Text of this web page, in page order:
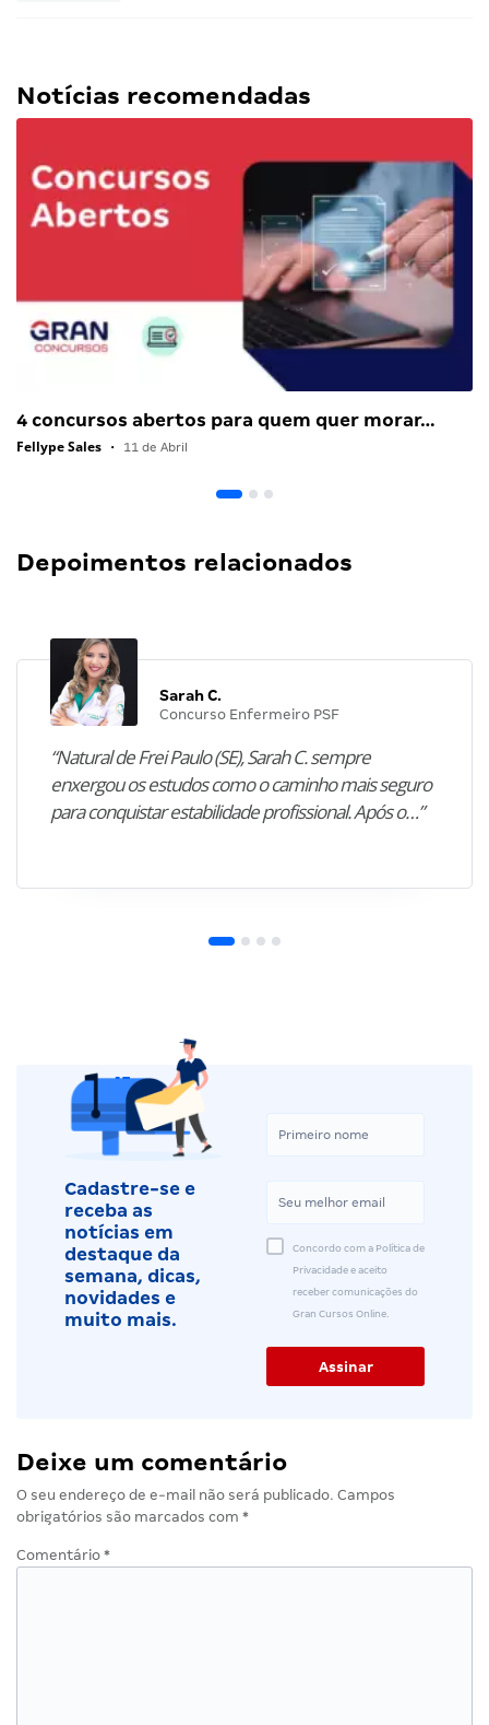
Notícias recomendadas
4 concursos abertos para quem quer morar…
Fellype Sales • 11 de Abril
Depoimentos relacionados
Sarah C.
Concurso Enfermeiro PSF
“Natural de Frei Paulo (SE), Sarah C. sempre
enxergou os estudos como o caminho mais seguro
para conquistar estabilidade profissional. Após o…”
Cadastre-se e
receba as
notícias em
destaque da
semana, dicas,
novidades e
muito mais.
Concordo com a Política de
Privacidade e aceito
receber comunicações do
Gran Cursos Online.
Deixe um comentário
O seu endereço de e-mail não será publicado. Campos
obrigatórios são marcados com *
Comentário *